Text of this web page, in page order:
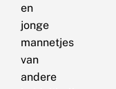
en
jonge
mannetjes
van
andere